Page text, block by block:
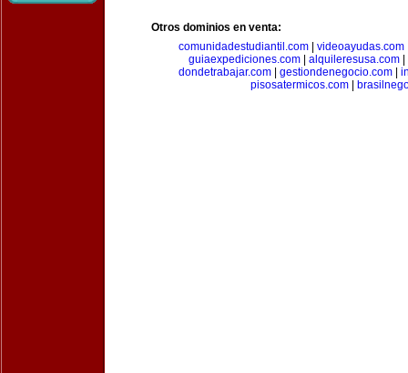
Otros dominios en venta:
comunidadestudiantil.com| videoayudas.com
guiaexpediciones.com| alquileresusa.com|
dondetrabajar.com| gestiondenegocio.com|
pisosatermicos.com|